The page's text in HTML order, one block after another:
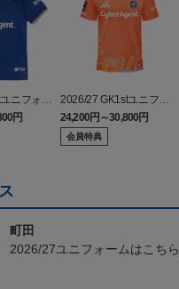
ニフォー
円
2026/27 GK1stユニフォ
ーム
24,200円～30,800円
会員特典
町田
2026/27ユニフォームはこちら